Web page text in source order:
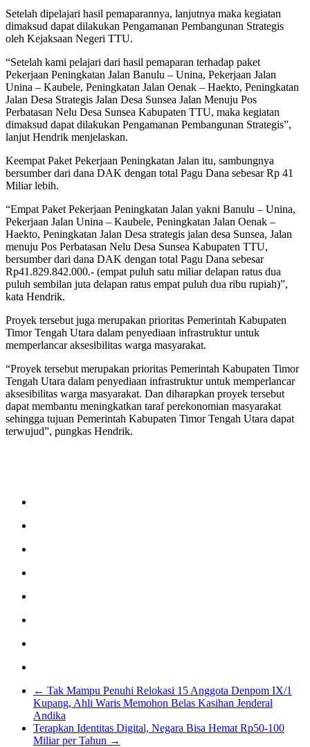
Setelah dipelajari hasil pemaparannya, lanjutnya maka kegiatan
dimaksud dapat dilakukan Pengamanan Pembangunan Strategis
oleh Kejaksaan Negeri TTU.
“Setelah kami pelajari dari hasil pemaparan terhadap paket
Pekerjaan Peningkatan Jalan Banulu – Unina, Pekerjaan Jalan
Unina – Kaubele, Peningkatan Jalan Oenak – Haekto, Peningkatan
Jalan Desa Strategis Jalan Desa Sunsea Jalan Menuju Pos
Perbatasan Nelu Desa Sunsea Kabupaten TTU, maka kegiatan
dimaksud dapat dilakukan Pengamanan Pembangunan Strategis”,
lanjut Hendrik menjelaskan.
Keempat Paket Pekerjaan Peningkatan Jalan itu, sambungnya
bersumber dari dana DAK dengan total Pagu Dana sebesar Rp 41
Miliar lebih.
“Empat Paket Pekerjaan Peningkatan Jalan yakni Banulu – Unina,
Pekerjaan Jalan Unina – Kaubele, Peningkatan Jalan Oenak –
Haekto, Peningkatan Jalan Desa strategis jalan desa Sunsea, Jalan
menuju Pos Perbatasan Nelu Desa Sunsea Kabupaten TTU,
bersumber dari dana DAK dengan total Pagu Dana sebesar
Rp41.829.842.000.- (empat puluh satu miliar delapan ratus dua
puluh sembilan juta delapan ratus empat puluh dua ribu rupiah)”,
kata Hendrik.
Proyek tersebut juga merupakan prioritas Pemerintah Kabupaten
Timor Tengah Utara dalam penyediaan infrastruktur untuk
memperlancar aksesibilitas warga masyarakat.
“Proyek tersebut merupakan prioritas Pemerintah Kabupaten Timor
Tengah Utara dalam penyediaan infrastruktur untuk memperlancar
aksesibilitas warga masyarakat. Dan diharapkan proyek tersebut
dapat membantu meningkatkan taraf perekonomian masyarakat
sehingga tujuan Pemerintah Kabupaten Timor Tengah Utara dapat
terwujud”, pungkas Hendrik.
← Tak Mampu Penuhi Relokasi 15 Anggota Denpom IX/1
Kupang, Ahli Waris Memohon Belas Kasihan Jenderal
Andika
Terapkan Identitas Digital, Negara Bisa Hemat Rp50-100
Miliar per Tahun →